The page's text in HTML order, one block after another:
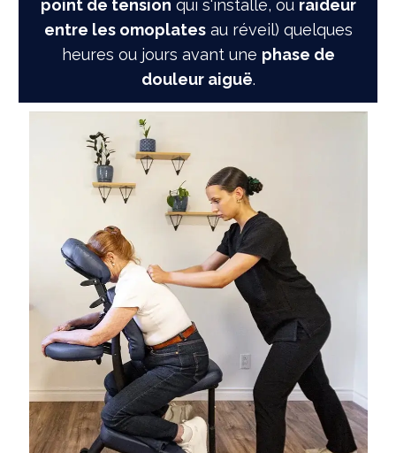
point de tension qui s'installe, ou raideur
entre les omoplatesau réveil) quelques
heures ou jours avant une phase de
douleur aiguë.